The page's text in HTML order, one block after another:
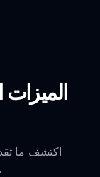
اكتشف ما
الرحلة الموسيقية المرعبة.